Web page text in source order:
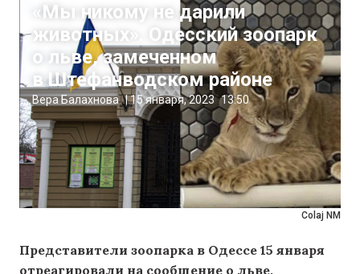
Colaj NM
«Мы никому не дарили
животных». Одесский зоопарк
о льве, замеченном
в Штефанводском районе
Вера Балахнова |15 января, 2023 13:50
Представители зоопарка в Одессе 15 января
отреагировали на сообщение о льве,